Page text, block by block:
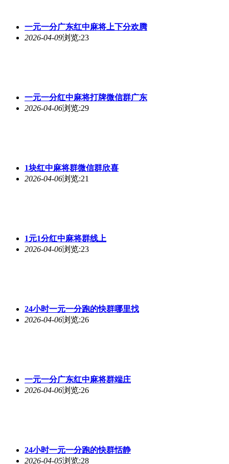
一元一分广东红中麻将上下分欢腾
2026-04-09浏览:23
一元一分红中麻将打牌微信群广东
2026-04-06浏览:29
1块红中麻将群微信群欣喜
2026-04-06浏览:21
1元1分红中麻将群线上
2026-04-06浏览:23
24小时一元一分跑的快群哪里找
2026-04-06浏览:26
一元一分广东红中麻将群端庄
2026-04-06浏览:26
24小时一元一分跑的快群恬静
2026-04-05浏览:28